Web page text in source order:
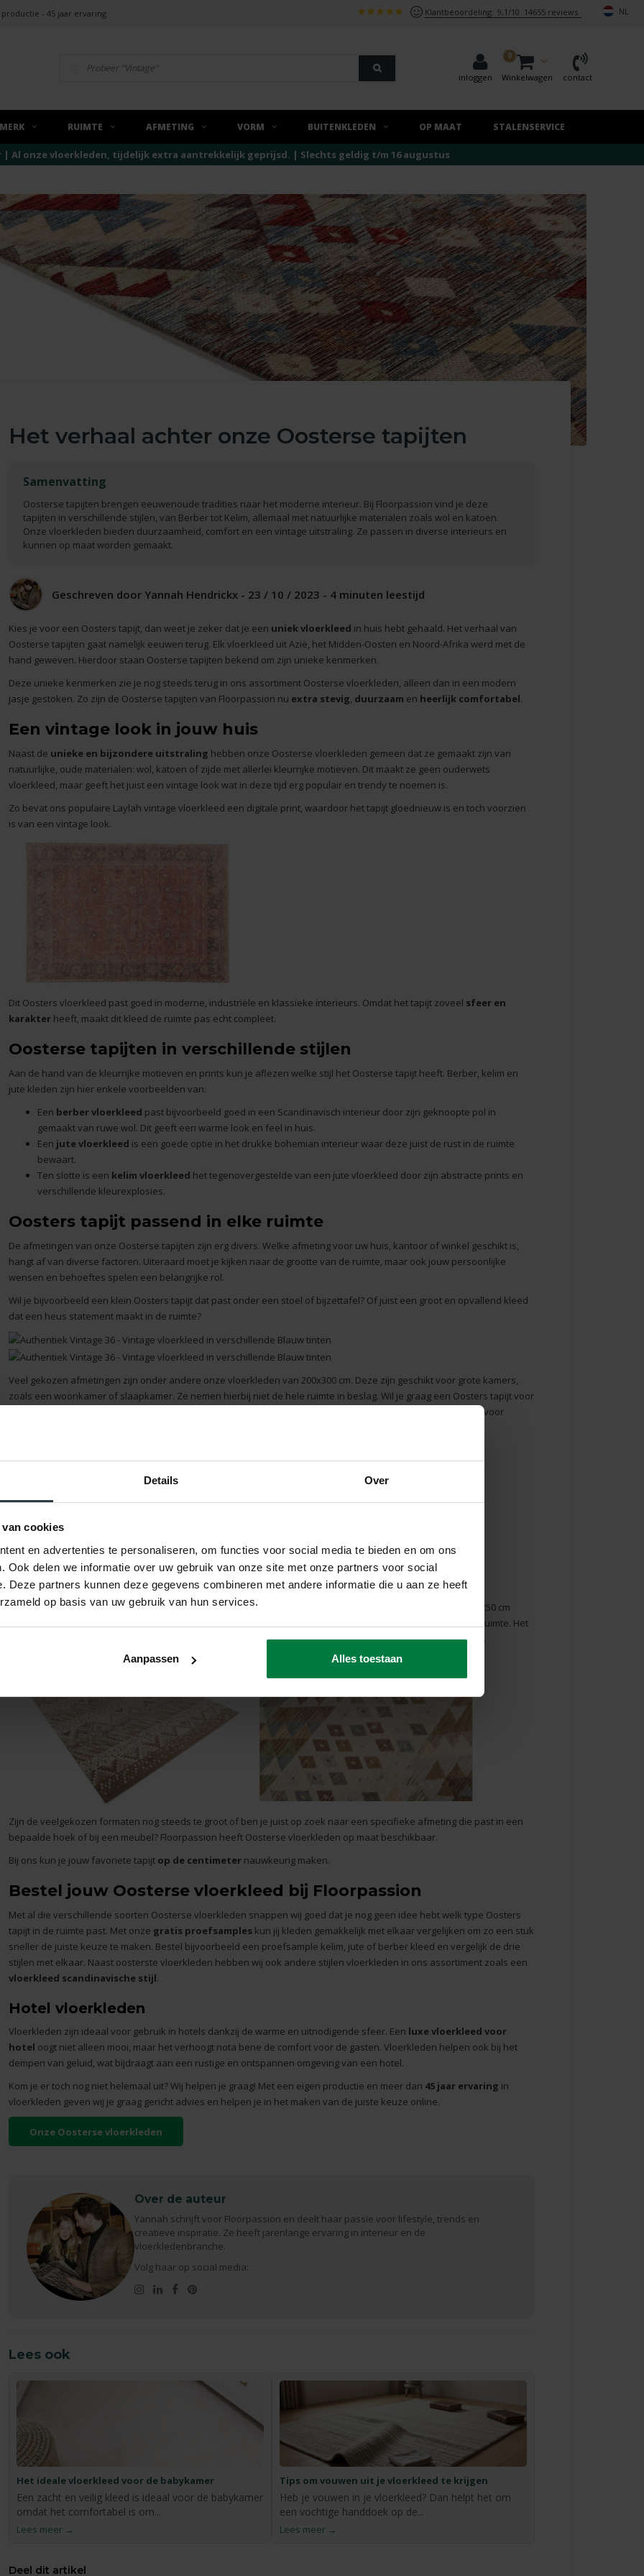
Details Over
cookies
en advertenties te personaliseren, om functies voor social media te bieden en om ons
Ook delen we informatie over uw gebruik van onze site met onze partners voor social
Deze partners kunnen deze gegevens combineren met andere informatie die u aan ze heeft
op basis van uw gebruik van hun services.
Aanpassen Alles toestaan
productie - 45 jaar ervaring Klantbeoordeling: 9,1/10 14655 reviews NL
inloggen
0
Winkelwagen contact
MERK RUIMTE AFMETING VORM BUITENKLEDEN OP MAAT STALENSERVICE
Al onze vloerkleden, tijdelijk extra aantrekkelijk geprijsd. | Slechts geldig t/m 16 augustus
Het verhaal achter onze Oosterse tapijten
Samenvatting
Oosterse tapijten brengen eeuwenoude tradities naar het moderne interieur. Bij Floorpassion vind je deze
tapijten in verschillende stijlen, van Berber tot Kelim, allemaal met natuurlijke materialen zoals wol en katoen.
Onze vloerkleden bieden duurzaamheid, comfort en een vintage uitstraling. Ze passen in diverse interieurs en
kunnen op maat worden gemaakt.
Geschreven door Yannah Hendrickx - 23 / 10 / 2023 - 4 minuten leestijd
Kies je voor een Oosters tapijt, dan weet je zeker dat je een uniek vloerkleed in huis hebt gehaald. Het verhaal van
Oosterse tapijten gaat namelijk eeuwen terug. Elk vloerkleed uit Azië, het Midden-Oosten en Noord-Afrika werd met de
hand geweven. Hierdoor staan Oosterse tapijten bekend om zijn unieke kenmerken.
Deze unieke kenmerken zie je nog steeds terug in ons assortiment Oosterse vloerkleden, alleen dan in een modern
jasje gestoken. Zo zijn de Oosterse tapijten van Floorpassion nu extra stevig, duurzaam en heerlijk comfortabel.
Een vintage look in jouw huis
Naast de unieke en bijzondere uitstraling hebben onze Oosterse vloerkleden gemeen dat ze gemaakt zijn van
natuurlijke, oude materialen: wol, katoen of zijde met allerlei kleurrijke motieven. Dit maakt ze geen ouderwets
vloerkleed, maar geeft het juist een vintage look wat in deze tijd erg populair en trendy te noemen is.
Zo bevat ons populaire Laylah vintage vloerkleed een digitale print, waardoor het tapijt gloednieuw is en toch voorzien
is van een vintage look.
Dit Oosters vloerkleed past goed in moderne, industriële en klassieke interieurs. Omdat het tapijt zoveel sfeer en
karakterheeft, maakt dit kleed de ruimte pas echt compleet.
Oosterse tapijten in verschillende stijlen
Aan de hand van de kleurrijke motieven en prints kun je aflezen welke stijl het Oosterse tapijt heeft. Berber, kelim en
jute kleden zijn hier enkele voorbeelden van:
Een berber vloerkleed past bijvoorbeeld goed in een Scandinavisch interieur door zijn geknoopte pol in
gemaakt van ruwe wol. Dit geeft een warme look en feel in huis.
Een jute vloerkleed is een goede optie in het drukke bohemian interieur waar deze juist de rust in de ruimte
bewaart.
Ten slotte is een kelim vloerkleed het tegenovergestelde van een jute vloerkleed door zijn abstracte prints en
verschillende kleurexplosies.
Oosters tapijt passend in elke ruimte
De afmetingen van onze Oosterse tapijten zijn erg divers. Welke afmeting voor uw huis, kantoor of winkel geschikt is,
hangt af van diverse factoren. Uiteraard moet je kijken naar de grootte van de ruimte, maar ook jouw persoonlijke
wensen en behoeftes spelen een belangrijke rol.
Wil je bijvoorbeeld een klein Oosters tapijt dat past onder een stoel of bijzettafel? Of juist een groot en opvallend kleed
dat een heus statement maakt in de ruimte?
Veel gekozen afmetingen zijn onder andere onze vloerkleden van 200x300cm. Deze zijn geschikt voor grote kamers,
zoals een woonkamer of slaapkamer. Ze nemen hierbij niet de hele ruimte in beslag. Wil je graag een Oosters tapijt voor
cm zijn qua formaat middelgroot en daarmee ook geschikt voor
Ten slotte verander je de ruimte compleet met onzevloerkleden van 350x250
. Dit extra grote vloerkleed van 250 cm
breed en 350 cm lang is geschikt als enige vloerkleed in de ruimte. Bijvoorbeeld bij de bank of in de vergaderruimte. Het
kleed neemt namelijk de hele ruimte in beslag en is daarmee ideaal als je toe bent aan een frisse make-over.
Zijn de veelgekozen formaten nog steeds te groot of ben je juist op zoek naar een specifieke afmeting die past in een
bepaalde hoek of bij een meubel? Floorpassion heeft Oosterse vloerkleden op maatbeschikbaar.
Bij ons kun je jouw favoriete tapijt op de centimeternauwkeurig maken.
Bestel jouw Oosterse vloerkleed bij Floorpassion
Met al die verschillende soorten Oosterse vloerkleden snappen wij goed dat je nog geen idee hebt welk type Oosters
tapijt in de ruimte past. Met onze gratis proefsamples kun jij kleden gemakkelijk met elkaar vergelijken om zo een stuk
sneller de juiste keuze te maken. Bestel bijvoorbeeld een proefsample kelim, jute of berber kleed en vergelijk de drie
stijlen met elkaar. Naast oosterste vloerkleden hebben wij ook andere stijlen vloerkleden in ons assortiment zoals een
vloerkleed scandinavische stijl.
Hotel vloerkleden
Vloerkleden zijn ideaal voor gebruik in hotels dankzij de warme en uitnodigende sfeer. Een luxe vloerkleed voor
hotel oogt niet alleen mooi, maar het verhoogt nota bene de comfort voor de gasten. Vloerkleden helpen ook bij het
dempen van geluid, wat bijdraagt aan een rustige en ontspannen omgeving van een hotel.
Kom je er toch nog niet helemaal uit? Wij helpen je graag! Met een eigen productie en meer dan 45 jaar ervaring in
vloerkleden geven wij je graag gericht advies en helpen je in het maken van de juiste keuze online.
Onze Oosterse vloerkleden
Over de auteur
Yannah schrijft voor Floorpassion en deelt haar passie voor lifestyle, trends en
creatieve inspiratie. Ze heeft jarenlange ervaring in interieur en de
vloerkledenbranche.
Volg haar op social media:
Lees ook
Het ideale vloerkleed voor de babykamer
Een zacht en veilig kleed is ideaal voor de babykamer
omdat het comfortabel is om...
Lees meer →
Tips om vouwen uit je vloerkleed te krijgen
Heb je vouwen in je vloerkleed? Dan helpt het om
een vochtige handdoek op de...
Lees meer →
Deel dit artikel